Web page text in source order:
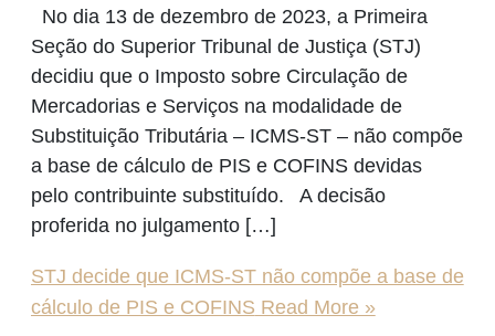
No dia 13 de dezembro de 2023, a Primeira
Seção do Superior Tribunal de Justiça (STJ)
decidiu que o Imposto sobre Circulação de
Mercadorias e Serviços na modalidade de
Substituição Tributária – ICMS-ST – não compõe
a base de cálculo de PIS e COFINS devidas
pelo contribuinte substituído. A decisão
proferida no julgamento […]
STJ decide que ICMS-ST não compõe a base de
cálculo de PIS e COFINS Read More »